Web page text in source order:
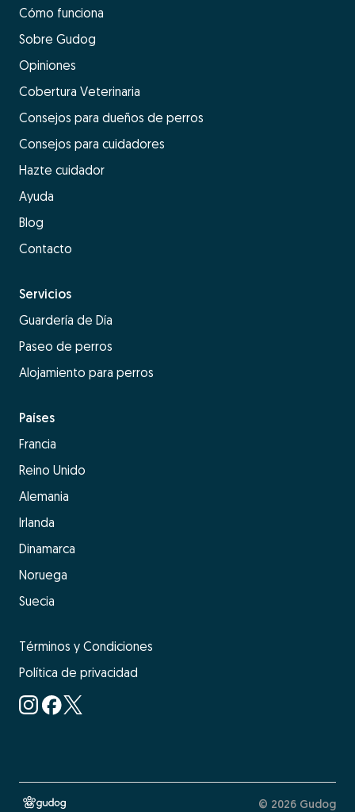
Cómo funciona
Sobre Gudog
Opiniones
Cobertura Veterinaria
Consejos para dueños de perros
Consejos para cuidadores
Hazte cuidador
Ayuda
Blog
Contacto
Servicios
Guardería de Día
Paseo de perros
Alojamiento para perros
Países
Francia
Reino Unido
Alemania
Irlanda
Dinamarca
Noruega
Suecia
Términos y Condiciones
Política de privacidad
© 2026 Gudog